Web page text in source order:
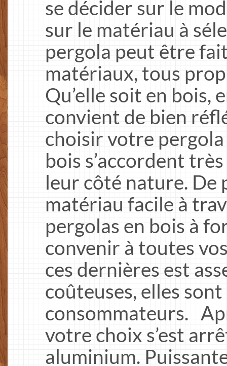
se décider sur le
sur le matériau à
pergola peut être
matériaux, tous
Qu’elle soit en bois,
convient de bien
choisir votre pergola
bois s’accordent
leur côté nature. De
matériau facile à
pergolas en bois à
convenir à toutes
ces dernières est
coûteuses, elles
consommateurs.
votre choix s’est
aluminium.